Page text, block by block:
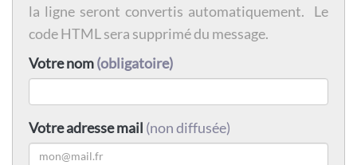
la ligne seront convertis automatiquement. Le
code HTML sera supprimé du message.
Votre nom(obligatoire)
Votre adresse mail (non diffusée)